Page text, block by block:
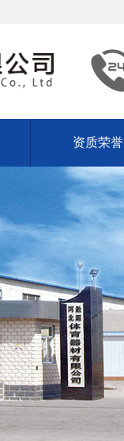
资质荣誉